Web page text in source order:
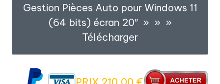
Gestion Pièces Auto pour Windows 11
(64 bits) écran 20″ » » »
Télécharger